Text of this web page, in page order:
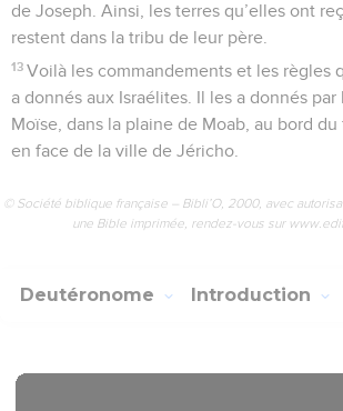
de Joseph. Ainsi, les terres qu’elles ont
restent dans la tribu de leur père.
13 Voilà les commandements et les règles
a donnés aux Israélites. Il les a donnés par
Moïse, dans la plaine de Moab, au bord du
en face de la ville de Jéricho.
© Société biblique française – Bibli’O, 2000, avec
une Bible imprimée, rendez-vous sur
Deutéronome Introduction